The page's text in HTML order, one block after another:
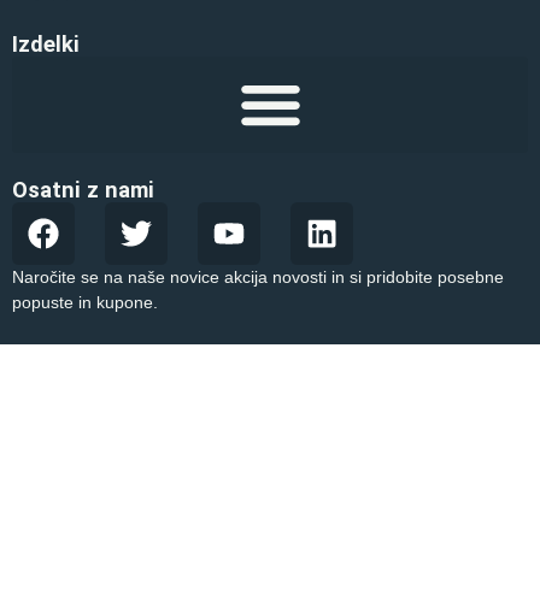
Izdelki
Osatni z nami
Naročite se na naše novice akcija novosti in si pridobite posebne
popuste in kupone.